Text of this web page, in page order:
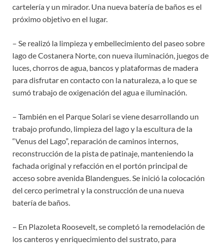
cartelería y un mirador. Una nueva batería de baños es el
próximo objetivo en el lugar.
– Se realizó la limpieza y embellecimiento del paseo sobre
lago de Costanera Norte, con nueva iluminación, juegos de
luces, chorros de agua, bancos y plataformas de madera
para disfrutar en contacto con la naturaleza, a lo que se
sumó trabajo de oxigenación del agua e iluminación.
– También en el Parque Solari se viene desarrollando un
trabajo profundo, limpieza del lago y la escultura de la
“Venus del Lago”, reparación de caminos internos,
reconstrucción de la pista de patinaje, manteniendo la
fachada original y refacción en el portón principal de
acceso sobre avenida Blandengues. Se inició la colocación
del cerco perimetral y la construcción de una nueva
batería de baños.
– En Plazoleta Roosevelt, se completó la remodelación de
los canteros y enriquecimiento del sustrato, para